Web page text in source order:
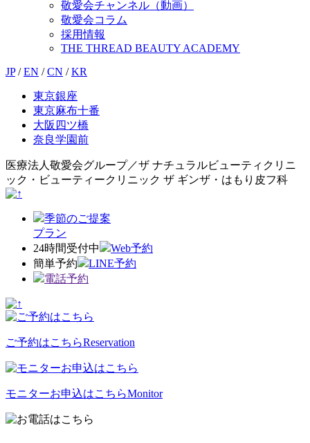
敬愛会チャンネル（動画）
敬愛会コラム
採用情報
THE THREAD BEAUTY ACADEMY
JP / EN / CN / KR
東京銀座
東京麻布十番
大阪四ツ橋
奈良学園前
医療法人敬愛会グループ／ザ ナチュラルビューティクリニ
ック・ビューティークリニック ザ ギンザ・はもり皮フ科
季節のご提案
プラン
24時間受付中
Web予約
簡単予約
LINE予約
電話予約
ご予約はこちらReservation
モニターお申込はこちらMonitor